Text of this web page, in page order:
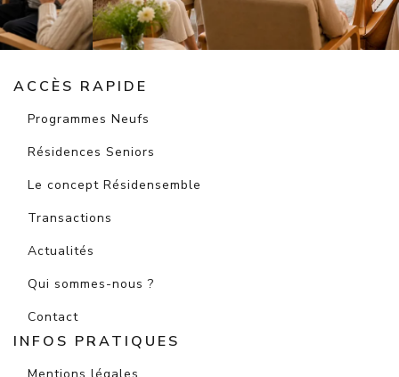
ACCÈS RAPIDE
Programmes Neufs
Résidences Seniors
Le concept Résidensemble
Transactions
Actualités
Qui sommes-nous ?
Contact
INFOS PRATIQUES